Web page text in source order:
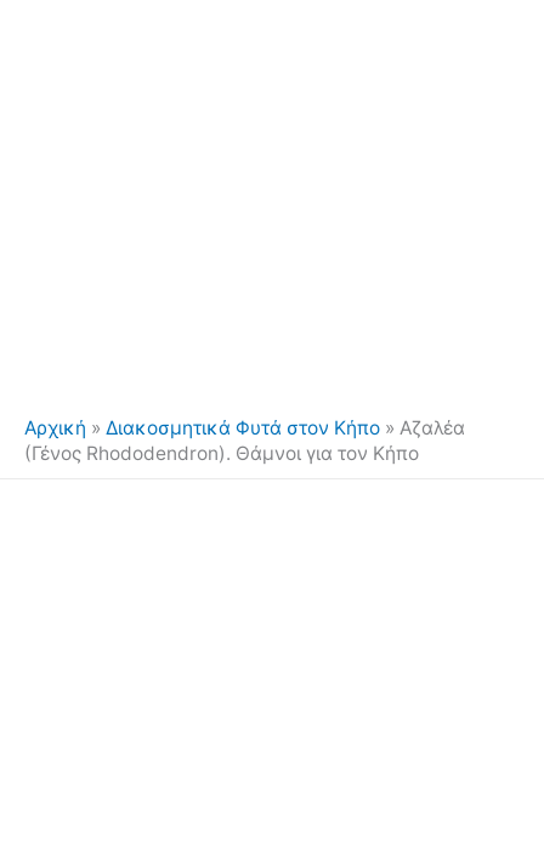
Αρχική » Διακοσμητικά Φυτά στον Κήπο » Αζαλέα
(Γένος Rhododendron). Θάμνοι για τον Κήπο